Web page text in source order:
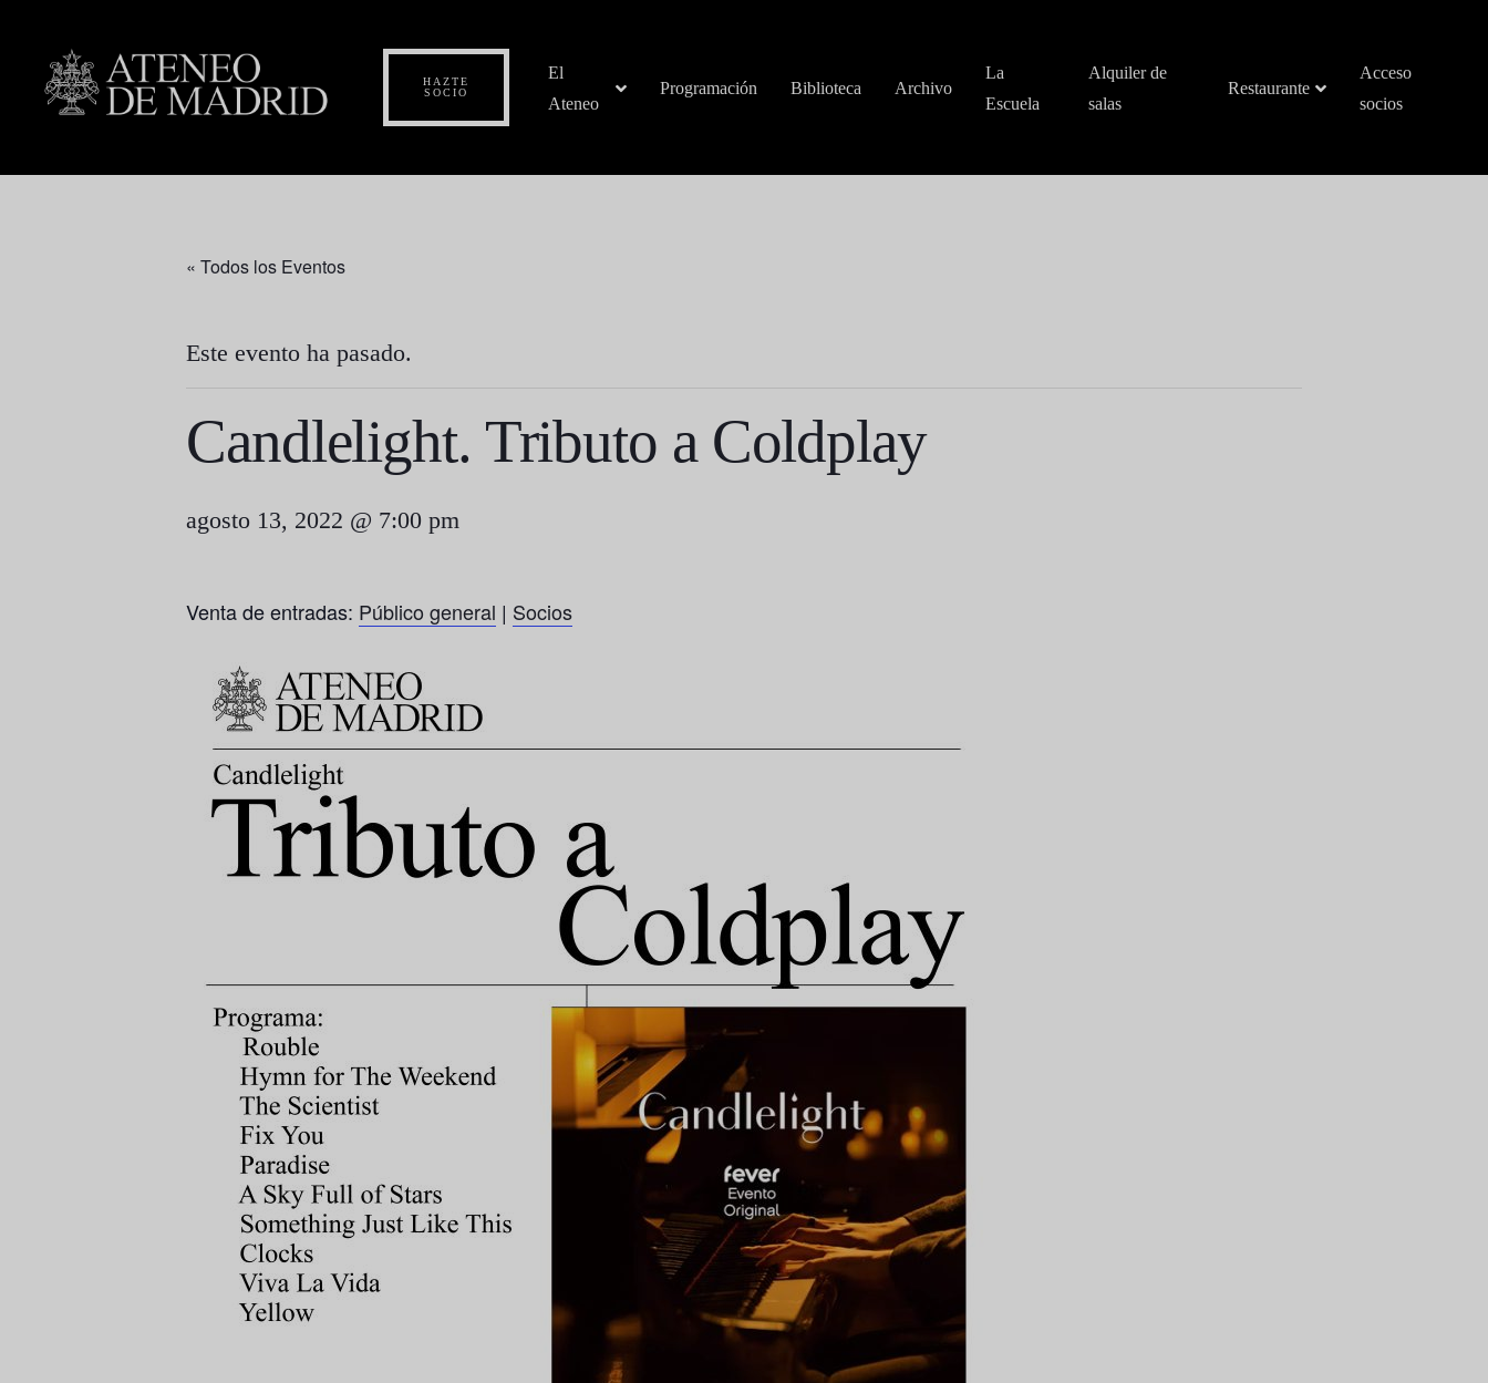
HAZTE
SOCIO
El
Ateneo
Programación Biblioteca Archivo
La
Escuela
Alquiler de
salas
Restaurante
Acceso
socios
« Todos los Eventos
Este evento ha pasado.
Candlelight. Tributo a Coldplay
agosto 13, 2022 @ 7:00 pm
Venta de entradas: Público general | Socios